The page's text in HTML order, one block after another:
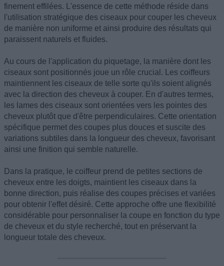
finement effilées. L'essence de cette méthode réside dans
l'utilisation stratégique des ciseaux pour couper les cheveux
de manière non uniforme et ainsi produire des résultats qui
paraissent naturels et fluides.
Au cours de l'application du piquetage, la manière dont les
ciseaux sont positionnés joue un rôle crucial. Les coiffeurs
maintiennent les ciseaux de telle sorte qu'ils soient alignés
avec la direction des cheveux à couper. En d'autres termes,
les lames des ciseaux sont orientées vers les pointes des
cheveux plutôt que d'être perpendiculaires. Cette orientation
spécifique permet des coupes plus douces et suscite des
variations subtiles dans la longueur des cheveux, favorisant
ainsi une finition qui semble naturelle.
Dans la pratique, le coiffeur prend de petites sections de
cheveux entre les doigts, maintient les ciseaux dans la
bonne direction, puis réalise des coupes précises et variées
pour obtenir l'effet désiré. Cette approche offre une flexibilité
considérable pour personnaliser la coupe en fonction du type
de cheveux et du style recherché, tout en préservant la
longueur totale des cheveux.